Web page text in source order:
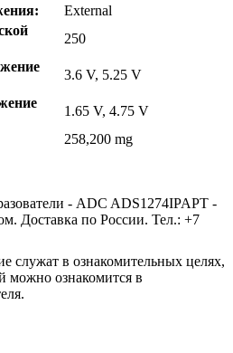
External
250
3.6 V, 5.25 V
1.65 V, 4.75 V
258,200 mg
- ADC ADS1274IPAPT -
Доставка по России. Тел.: +7
служат в ознакомительных целях,
можно ознакомится в